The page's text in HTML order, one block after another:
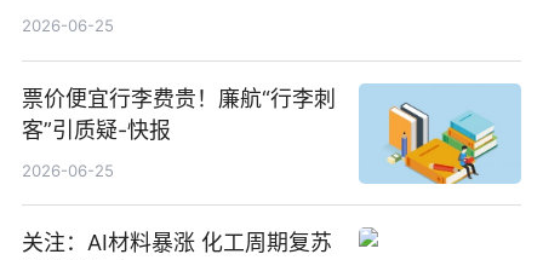
100%_新动态
2026-06-25
票价便宜行李费贵！廉航“行李刺
客”引质疑-快报
2026-06-25
关注：AI材料暴涨 化工周期复苏